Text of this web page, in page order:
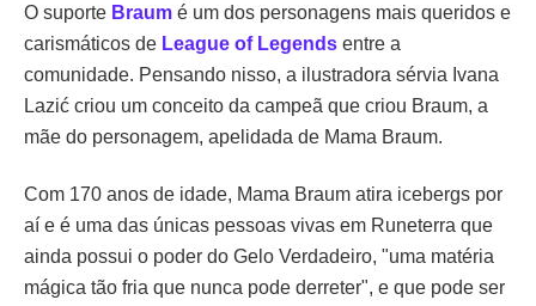
O suporte Braum é um dos personagens mais queridos e
carismáticos de League of Legends entre a
comunidade. Pensando nisso, a ilustradora sérvia Ivana
Lazić criou um conceito da campeã que criou Braum, a
mãe do personagem, apelidada de Mama Braum.
Com 170 anos de idade, Mama Braum atira icebergs por
aí e é uma das únicas pessoas vivas em Runeterra que
ainda possui o poder do Gelo Verdadeiro, "uma matéria
mágica tão fria que nunca pode derreter", e que pode ser